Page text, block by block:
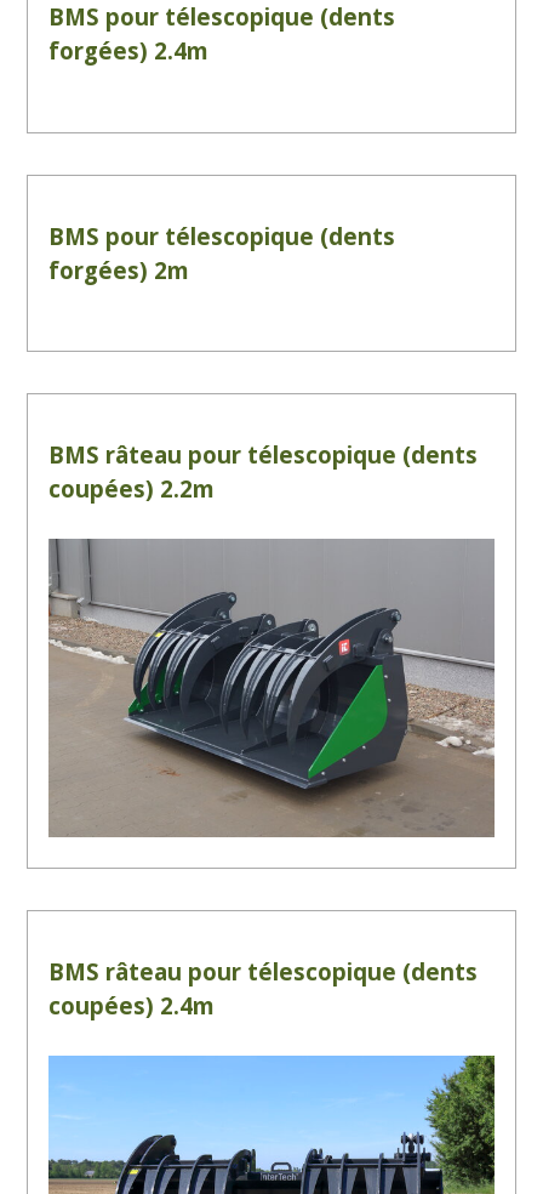
BMS pour télescopique (dents
forgées) 2.4m
BMS pour télescopique (dents
forgées) 2m
BMS râteau pour télescopique (dents
coupées) 2.2m
BMS râteau pour télescopique (dents
coupées) 2.4m